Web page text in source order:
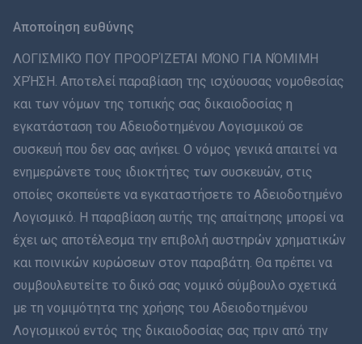
ภาษาไทย
Dansk
हिंदी
עברית
Română
Ελληνικά
Αποποίηση ευθύνης
ΛΟΓΙΣΜΙΚΌ ΠΟΥ ΠΡΟΟΡΊΖΕΤΑΙ ΜΌΝΟ ΓΙΑ ΝΌΜΙΜΗ
ΧΡΉΣΗ. Αποτελεί παραβίαση της ισχύουσας νομοθεσίας
και των νόμων της τοπικής σας δικαιοδοσίας η
εγκατάσταση του Αδειοδοτημένου Λογισμικού σε
συσκευή που δεν σας ανήκει. Ο νόμος γενικά απαιτεί να
ενημερώνετε τους ιδιοκτήτες των συσκευών, στις
οποίες σκοπεύετε να εγκαταστήσετε το Αδειοδοτημένο
Λογισμικό. Η παραβίαση αυτής της απαίτησης μπορεί να
έχει ως αποτέλεσμα την επιβολή αυστηρών χρηματικών
και ποινικών κυρώσεων στον παραβάτη. Θα πρέπει να
συμβουλευτείτε το δικό σας νομικό σύμβουλο σχετικά
με τη νομιμότητα της χρήσης του Αδειοδοτημένου
Λογισμικού εντός της δικαιοδοσίας σας πριν από την